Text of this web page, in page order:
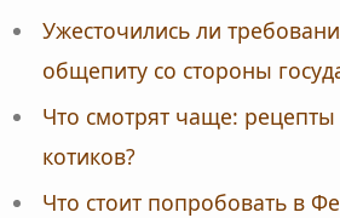
Ужесточились ли
общепиту со стороны
Что смотрят чаще:
котиков?
Что стоит попробовать в